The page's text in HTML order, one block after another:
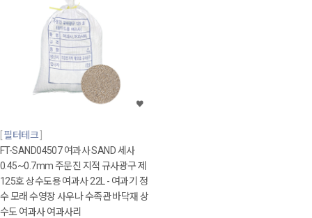
필터테크
FT-SAND04507 여과사 SAND 세사
0.45~0.7mm 주문진 지적 규사광구 제
125호 상수도용 여과사 22L - 여과기 정
수 모래 수영장 사우나 수족관 바닥재 상
수도 여과사 여과사리